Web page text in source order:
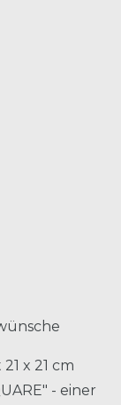
x 21 cm
- einer